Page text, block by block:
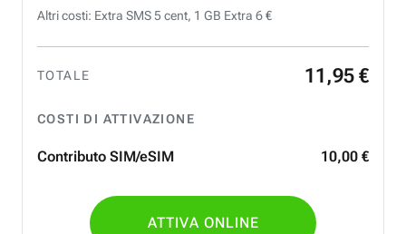
Altri costi: Extra SMS 5 cent, 1 GB Extra 6 €
TOTALE 11 ,95 €
COSTI DI ATTIVAZIONE
Contributo SIM/eSIM 10,00 €
ATTIVA ONLINE